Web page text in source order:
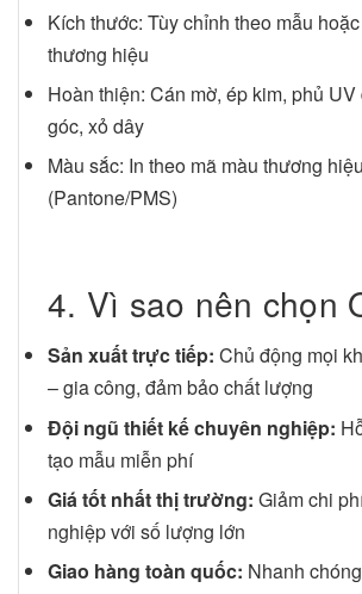
Kích thước: Tùy chỉnh theo mẫu
thương hiệu
Hoàn thiện: Cán mờ, ép kim, phủ
góc, xỏ dây
Màu sắc: In theo mã màu thương hiệu
(Pantone/PMS)
4. Vì sao nên chọn
Sản xuất trực tiếp: Chủ động mọi
– gia công, đảm bảo chất lượng
Đội ngũ thiết kế chuyên nghiệp:
tạo mẫu miễn phí
Giá tốt nhất thị trường: Giảm chi
nghiệp với số lượng lớn
Giao hàng toàn quốc: Nhanh